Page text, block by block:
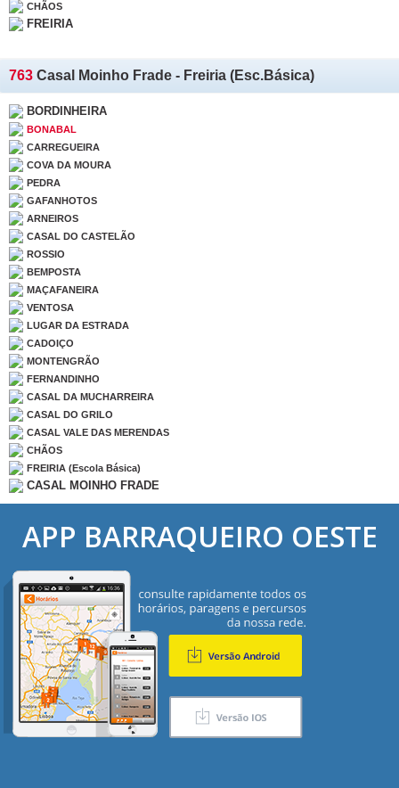
CHÃOS
FREIRIA
763 Casal Moinho Frade - Freiria (Esc.Básica)
BORDINHEIRA
BONABAL
CARREGUEIRA
COVA DA MOURA
PEDRA
GAFANHOTOS
ARNEIROS
CASAL DO CASTELÃO
ROSSIO
BEMPOSTA
MAÇAFANEIRA
VENTOSA
LUGAR DA ESTRADA
CADOIÇO
MONTENGRÃO
FERNANDINHO
CASAL DA MUCHARREIRA
CASAL DO GRILO
CASAL VALE DAS MERENDAS
CHÃOS
FREIRIA (Escola Básica)
CASAL MOINHO FRADE
APP BARRAQUEIRO OESTE